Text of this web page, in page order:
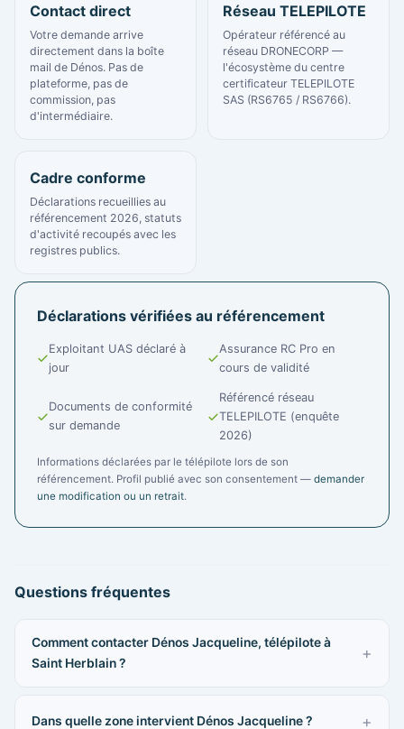
Contact direct
Votre demande arrive
directement dans la boîte
mail de Dénos. Pas de
plateforme, pas de
commission, pas
d'intermédiaire.
Réseau TELEPILOTE
Opérateur référencé au
réseau DRONECORP —
l'écosystème du centre
certificateur TELEPILOTE
SAS (RS6765 / RS6766).
Cadre conforme
Déclarations recueillies au
référencement 2026, statuts
d'activité recoupés avec les
registres publics.
Déclarations vérifiées au référencement
Exploitant UAS déclaré à
jour
Assurance RC Pro en
cours de validité
Documents de conformité
sur demande
Référencé réseau
TELEPILOTE (enquête
2026)
Informations déclarées par le télépilote lors de son
référencement. Profil publié avec son consentement — demander
une modification ou un retrait.
Questions fréquentes
Comment contacter Dénos Jacqueline, télépilote à
Saint Herblain ?
Dans quelle zone intervient Dénos Jacqueline ?